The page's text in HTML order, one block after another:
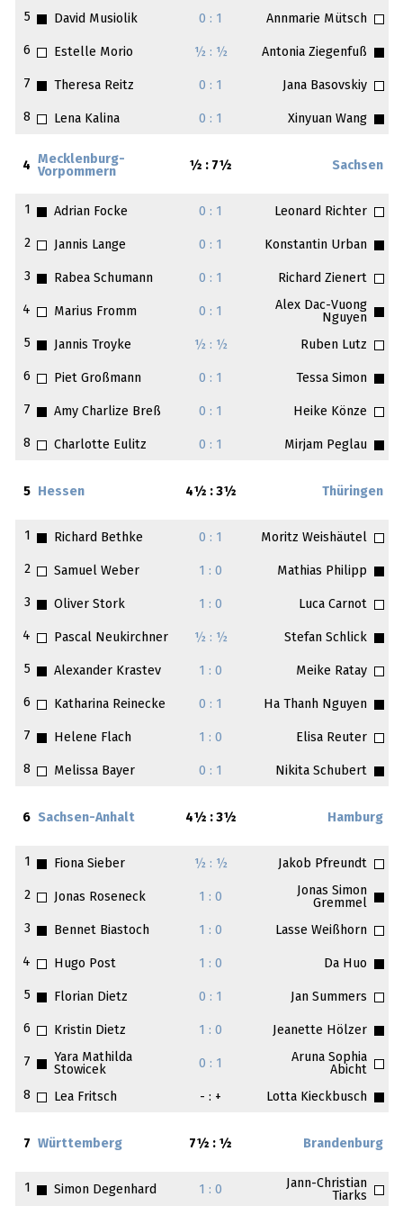
5 David Musiolik 0 : 1 Annmarie Mütsch
6 Estelle Morio ½ : ½ Antonia Ziegenfuß
7 Theresa Reitz 0 : 1 Jana Basovskiy
8 Lena Kalina 0 : 1 Xinyuan Wang
4
Mecklenburg-
Vorpommern
½ : 7½ Sachsen
1 Adrian Focke 0 : 1 Leonard Richter
2 Jannis Lange 0 : 1 Konstantin Urban
3 Rabea Schumann 0 : 1 Richard Zienert
4 Marius Fromm 0 : 1
Alex Dac-Vuong
Nguyen
5
Jannis Troyke ½ : ½ Ruben Lutz
6 Piet Großmann 0 : 1 Tessa Simon
7 Amy Charlize Breß 0 : 1 Heike Könze
8 Charlotte Eulitz 0 : 1 Mirjam Peglau
5 Hessen 4½ : 3½ Thüringen
1 Richard Bethke 0 : 1 Moritz Weishäutel
2 Samuel Weber 1 : 0 Mathias Philipp
3 Oliver Stork 1 : 0 Luca Carnot
4 Pascal Neukirchner ½ : ½ Stefan Schlick
5 Alexander Krastev 1 : 0 Meike Ratay
6 Katharina Reinecke 0 : 1 Ha Thanh Nguyen
7 Helene Flach 1 : 0 Elisa Reuter
8 Melissa Bayer 0 : 1 Nikita Schubert
6 Sachsen-Anhalt 4½ : 3½ Hamburg
1 Fiona Sieber ½ : ½ Jakob Pfreundt
2 Jonas Roseneck 1 : 0
Jonas Simon
Gremmel
3
Bennet Biastoch 1 : 0 Lasse Weißhorn
4 Hugo Post 1 : 0 Da Huo
5 Florian Dietz 0 : 1 Jan Summers
6 Kristin Dietz 1 : 0 Jeanette Hölzer
7
Yara Mathilda
Stowicek
0 : 1
Aruna Sophia
Abicht
8
Lea Fritsch - : + Lotta Kieckbusch
7 Württemberg 7½ : ½ Brandenburg
1 Simon Degenhard 1 : 0
Jann-Christian
Tiarks